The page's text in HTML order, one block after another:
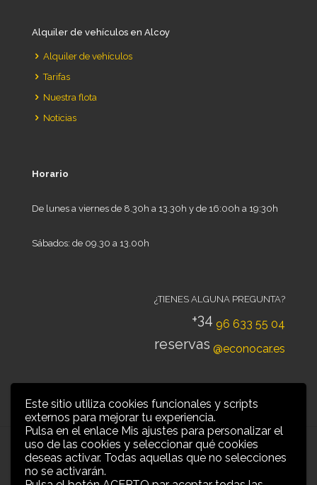
Este sitio utiliza cookies funcionales y scripts
externos para mejorar tu experiencia.
Pulsa en el enlace Mis ajustes para personalizar el
uso de las cookies y seleccionar qué cookies
deseas activar. Todas aquellas que no selecciones
no se activarán.
Alquiler de vehículos en Alcoy
Alquiler de vehículos
Tarifas
Nuestra flota
Noticias
Horario
De lunes a viernes de 8.30h a 13.30h y de 16:00h a 19:30h
Sábados: de 09.30 a 13.00h
¿TIENES ALGUNA PREGUNTA?
+34 96 633 55 04
reservas @econocar.es